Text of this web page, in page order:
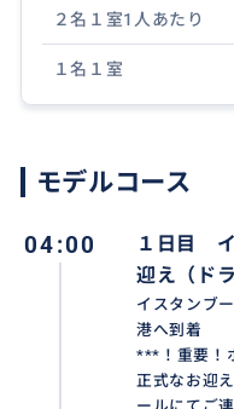
２名１室1人あたり
１名１室
モデルコース
04:00
１日目 イ
迎え（ド
イスタンブ
港へ到着
***！重要！
正式なお迎